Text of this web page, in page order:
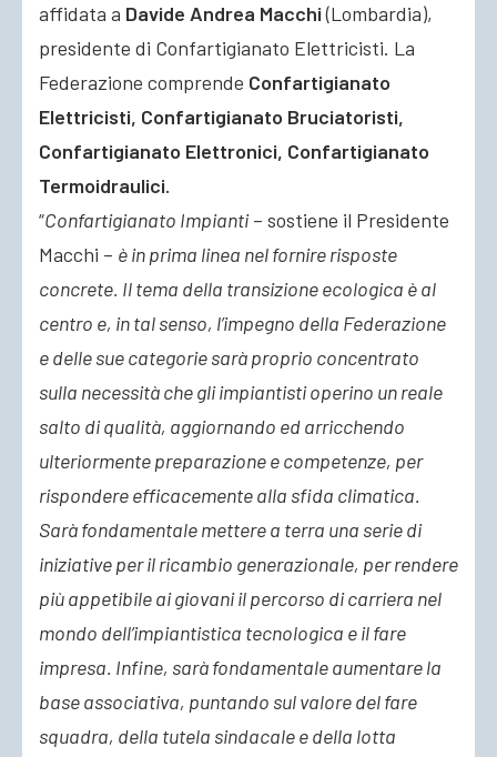
affidata a Davide Andrea Macchi(Lombardia),
presidente di Confartigianato Elettricisti. La
Federazione comprende Confartigianato
Elettricisti, Confartigianato Bruciatoristi,
Confartigianato Elettronici, Confartigianato
Termoidraulici.
“Confartigianato Impianti– sostiene il Presidente
Macchi – è in prima linea nel fornire risposte
concrete. Il tema della transizione ecologica è al
centro e, in tal senso, l’impegno della Federazione
e delle sue categorie sarà proprio concentrato
sulla necessità che gli impiantisti operino un reale
salto di qualità, aggiornando ed arricchendo
ulteriormente preparazione e competenze, per
rispondere efficacemente alla sfida climatica.
Sarà fondamentale mettere a terra una serie di
iniziative per il ricambio generazionale, per rendere
più appetibile ai giovani il percorso di carriera nel
mondo dell’impiantistica tecnologica e il fare
impresa. Infine, sarà fondamentale aumentare la
base associativa, puntando sul valore del fare
squadra, della tutela sindacale e della lotta